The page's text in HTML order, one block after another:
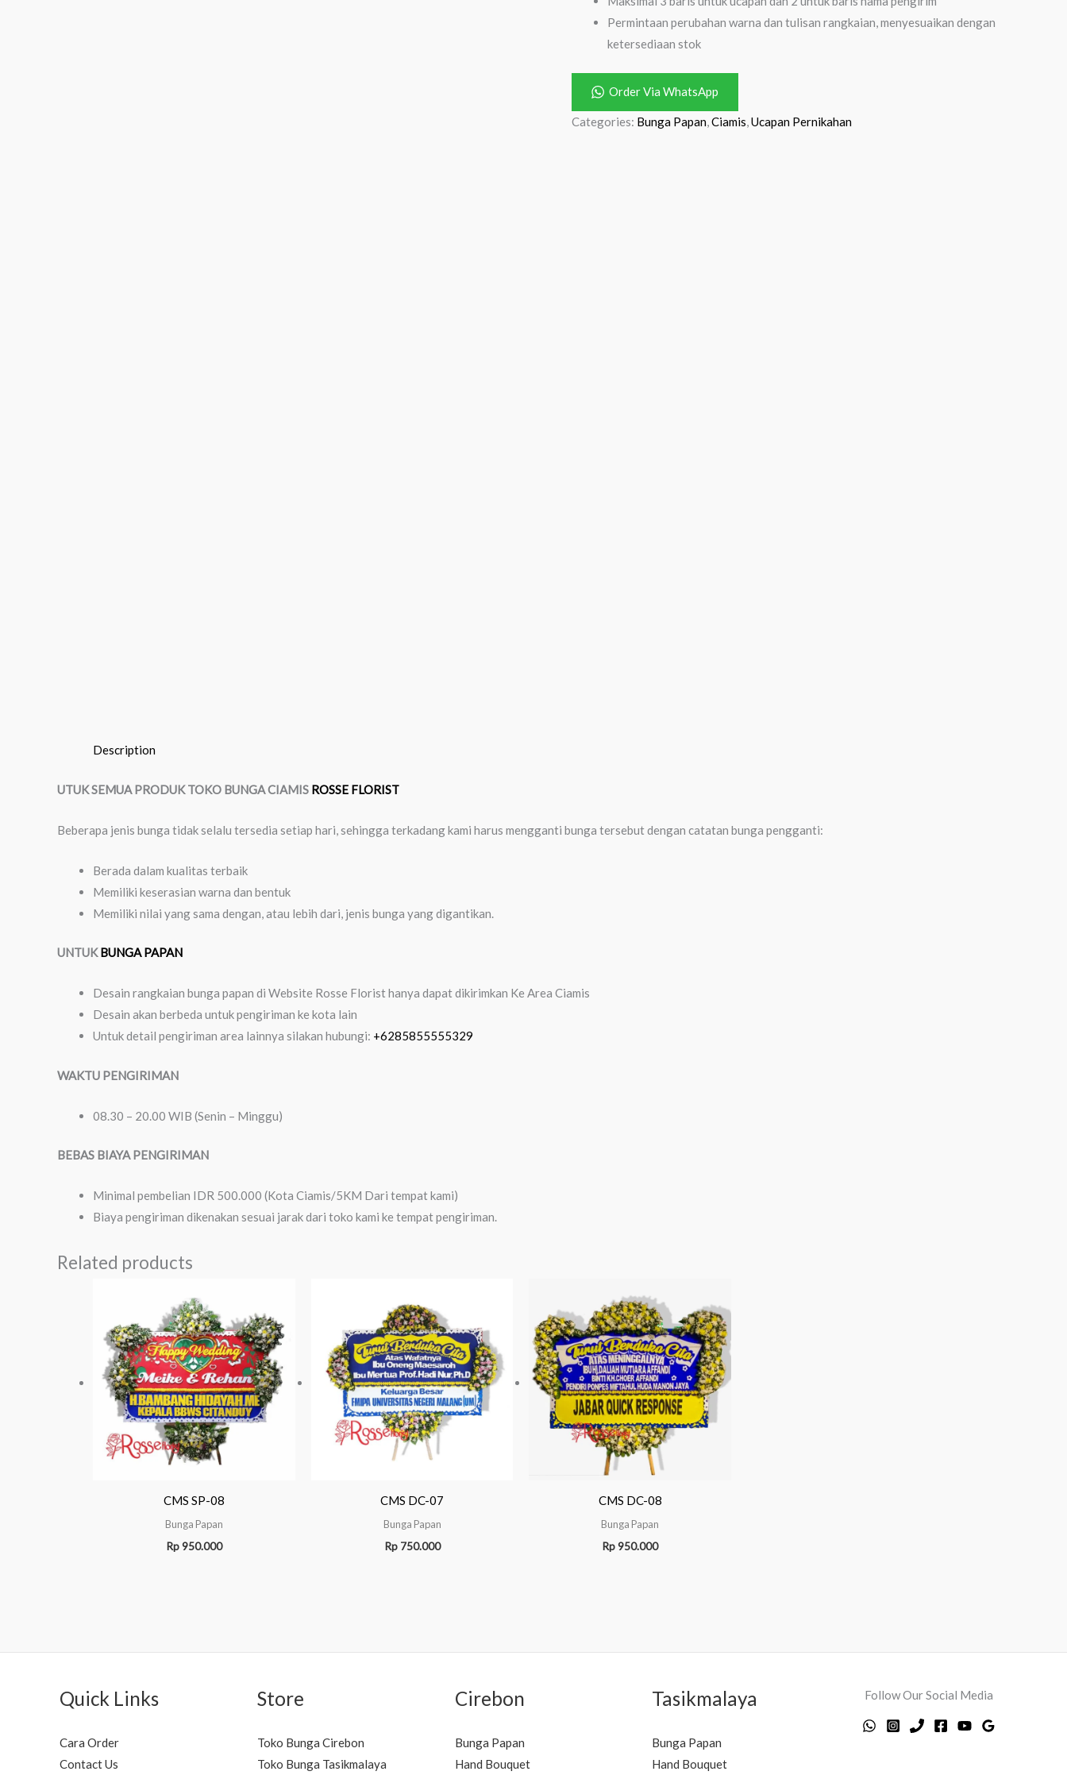
Permintaan perubahan warna dan tulisan rangkaian, menyesuaikan dengan
ketersediaan stok
Order Via WhatsApp
Categories: Bunga Papan,Ciamis,Ucapan Pernikahan
Description
UTUK SEMUA PRODUK TOKO BUNGA CIAMIS ROSSE FLORIST
Beberapa jenis bunga tidak selalu tersedia setiap hari, sehingga terkadang kami harus mengganti bunga tersebut dengan catatan bunga pengganti:
Berada dalam kualitas terbaik
Memiliki keserasian warna dan bentuk
Memiliki nilai yang sama dengan, atau lebih dari, jenis bunga yang digantikan.
UNTUKBUNGA PAPAN
Desain rangkaian bunga papan di Website Rosse Florist hanya dapat dikirimkan Ke Area Ciamis
Desain akan berbeda untuk pengiriman ke kota lain
Untuk detail pengiriman area lainnya silakan hubungi: +6285855555329
WAKTU PENGIRIMAN
08.30 – 20.00 WIB (Senin – Minggu)
BEBAS BIAYA PENGIRIMAN
Minimal pembelian IDR 500.000 (Kota Ciamis/5KM Dari tempat kami)
Biaya pengiriman dikenakan sesuai jarak dari toko kami ke tempat pengiriman.
Related products
CMS SP-08
Bunga Papan
Rp950.000
CMS DC-07
Bunga Papan
Rp750.000
CMS DC-08
Bunga Papan
Rp950.000
Quick Links
Cara Order
Contact Us
Store
Toko Bunga Cirebon
Toko Bunga Tasikmalaya
Cirebon
Bunga Papan
Hand Bouquet
Tasikmalaya
Bunga Papan
Hand Bouquet
Follow Our Social Media